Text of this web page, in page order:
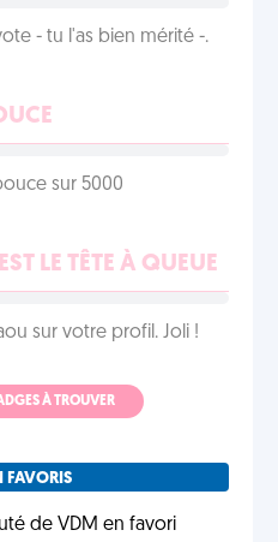
- tu l'as bien mérité -.
sur 5000
LE TÊTE À QUEUE
sur votre profil. Joli !
À TROUVER
FAVORIS
de VDM en favori